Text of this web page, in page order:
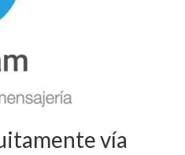
vía